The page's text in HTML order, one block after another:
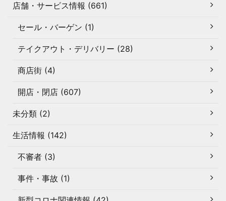
店舗・サービス情報 (661)
セール・バーゲン (1)
テイクアウト・デリバリー (28)
商店街 (4)
開店・閉店 (607)
未分類 (2)
生活情報 (142)
不審者 (3)
事件・事故 (1)